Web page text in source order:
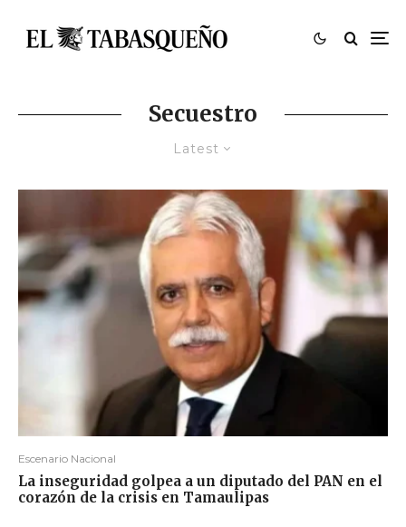
Secuestro
Latest
Escenario Nacional
La inseguridad golpea a un diputado del PAN en el
corazón de la crisis en Tamaulipas